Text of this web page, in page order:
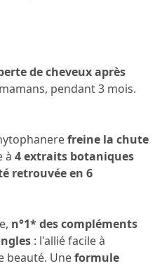
de cheveux après
pendant 3 mois.
freine la chute
à 4 extraits botaniques
retrouvée en 6
n°1* des compléments
: l'allié facile à
beauté. Uneformule